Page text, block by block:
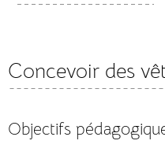
Concevoir des
Objectifs